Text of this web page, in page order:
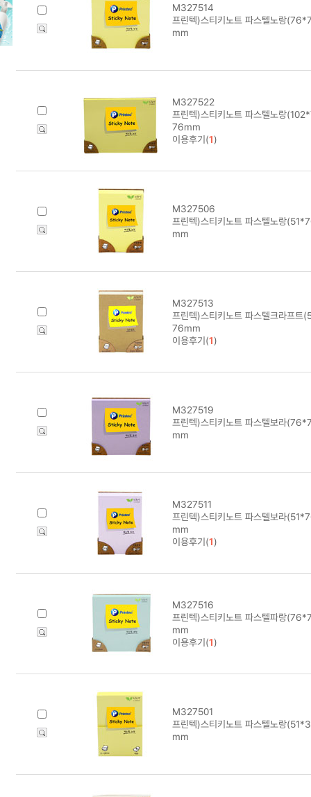
M327514
프린텍)스티키노트 파스텔노랑
mm
M327522
프린텍)스티키노트 파스텔노랑
76mm
이용후기(1)
M327506
프린텍)스티키노트 파스텔노랑
mm
M327513
프린텍)스티키노트 파스텔크라프
76mm
이용후기(1)
M327519
프린텍)스티키노트 파스텔보라
mm
M327511
프린텍)스티키노트 파스텔보라
mm
이용후기(1)
M327516
프린텍)스티키노트 파스텔파랑
mm
이용후기(1)
M327501
프린텍)스티키노트 파스텔노랑
mm